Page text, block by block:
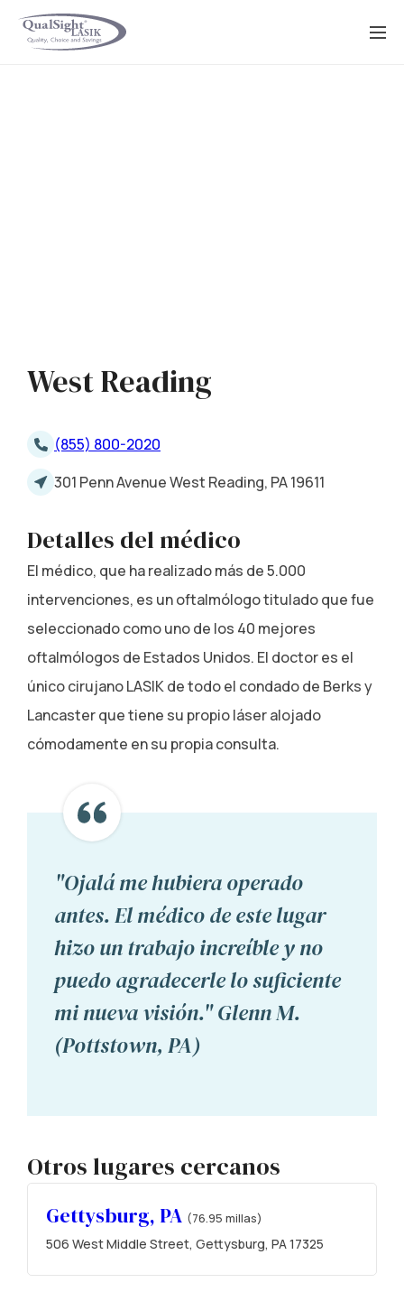
Saltar
West Reading
(855) 800-2020
301 Penn Avenue West Reading, PA 19611
Detalles del médico
El médico, que ha realizado más de 5.000
intervenciones, es un oftalmólogo titulado que fue
seleccionado como uno de los 40 mejores
oftalmólogos de Estados Unidos. El doctor es el
único cirujano LASIK de todo el condado de Berks y
Lancaster que tiene su propio láser alojado
cómodamente en su propia consulta.
"Ojalá me hubiera operado
antes. El médico de este lugar
hizo un trabajo increíble y no
puedo agradecerle lo suficiente
mi nueva visión." Glenn M.
(Pottstown, PA)
Otros lugares cercanos
Gettysburg, PA (76.95 millas)
506 West Middle Street, Gettysburg, PA 17325